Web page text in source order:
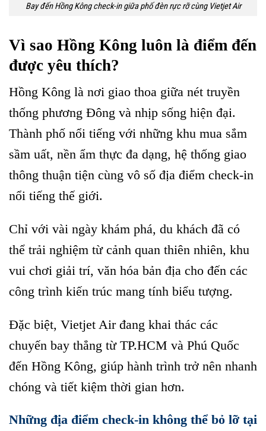
Bay đến Hồng Kông check-in giữa phố đèn rực rỡ cùng Vietjet Air
Vì sao Hồng Kông luôn là điểm đến
được yêu thích?
Hồng Kông là nơi giao thoa giữa nét truyền
thống phương Đông và nhịp sống hiện đại.
Thành phố nổi tiếng với những khu mua sắm
sầm uất, nền ẩm thực đa dạng, hệ thống giao
thông thuận tiện cùng vô số địa điểm check-in
nổi tiếng thế giới.
Chỉ với vài ngày khám phá, du khách đã có
thể trải nghiệm từ cảnh quan thiên nhiên, khu
vui chơi giải trí, văn hóa bản địa cho đến các
công trình kiến trúc mang tính biểu tượng.
Đặc biệt, Vietjet Air đang khai thác các
chuyến bay thẳng từ TP.HCM và Phú Quốc
đến Hồng Kông, giúp hành trình trở nên nhanh
chóng và tiết kiệm thời gian hơn.
Những địa điểm check-in không thể bỏ lỡ tại